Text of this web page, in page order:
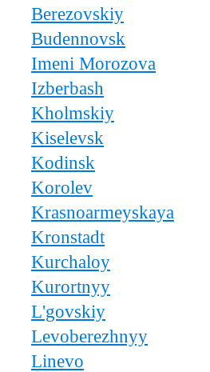
Berezovskiy
Budennovsk
Imeni Morozova
Izberbash
Kholmskiy
Kiselevsk
Kodinsk
Korolev
Krasnoarmeyskaya
Kronstadt
Kurchaloy
Kurortnyy
L'govskiy
Levoberezhnyy
Linevo